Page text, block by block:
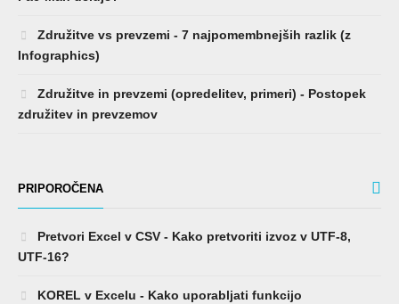
Združitve vs prevzemi - 7 najpomembnejših razlik (z
Infographics)
Združitve in prevzemi (opredelitev, primeri) - Postopek
združitev in prevzemov
PRIPOROČENA
Pretvori Excel v CSV - Kako pretvoriti izvoz v UTF-8,
UTF-16?
KOREL v Excelu - Kako uporabljati funkcijo